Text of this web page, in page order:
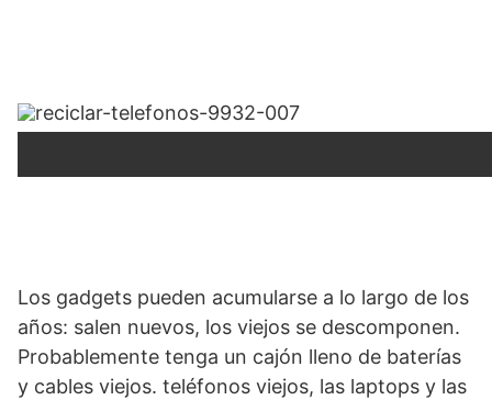
Los gadgets pueden acumularse a lo largo de los
años: salen nuevos, los viejos se descomponen.
Probablemente tenga un cajón lleno de baterías
y cables viejos. teléfonos viejos, las laptops y las